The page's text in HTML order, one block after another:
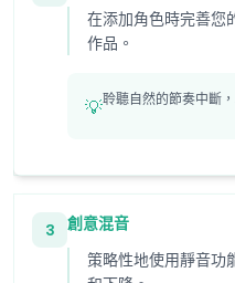
在添加角色時完善您
作品。
💡聆聽自然的節奏中斷
3
創意混音
策略性地使用靜音功